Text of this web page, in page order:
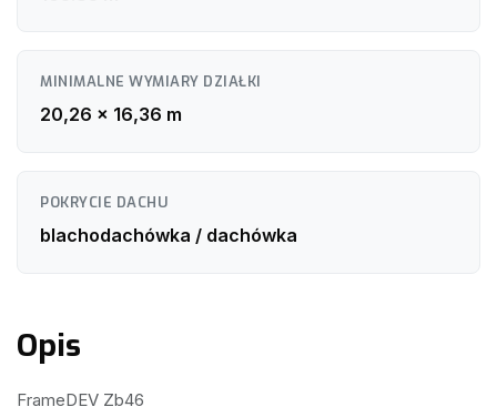
MINIMALNE WYMIARY DZIAŁKI
20,26 x 16,36 m
POKRYCIE DACHU
blachodachówka / dachówka
Opis
FrameDEV Zb46